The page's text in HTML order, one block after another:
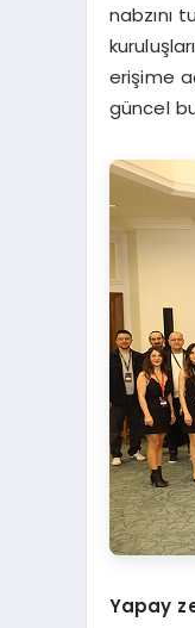
nabzını
erişime
güncel
Yapay